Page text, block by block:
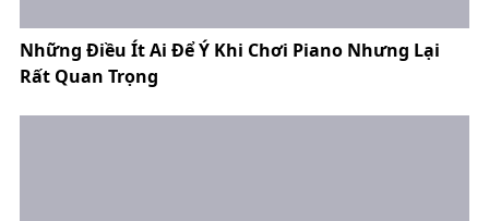
Những Điều Ít Ai Để Ý Khi Chơi Piano Nhưng Lại
Rất Quan Trọng